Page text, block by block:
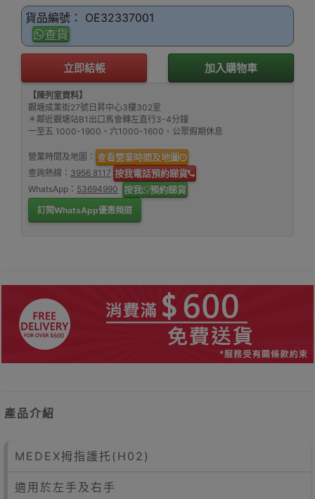
貨品編號： OE32337001
查貨
立即結帳 加入購物車
【陳列室資料】
觀塘成業街27號日昇中心3樓302室
＊鄰近觀塘站B1出口馬會轉左直行3-4分鐘
一至五 1000-1900、六1000-1600、公眾假期休息
營業時間及地圖： 查看營業時間及地圖
查詢熱線： 3956 8117 按我電話預約睇貨
WhatsApp： 53694990 按我 預約睇貨
訂閱WhatsApp優惠頻道
產品介紹
MEDEX拇指護托(H02)
適用於左手及右手